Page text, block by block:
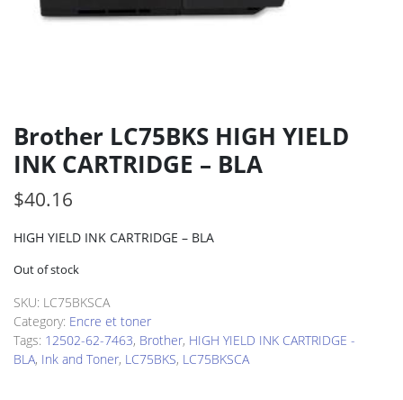
Brother LC75BKS HIGH YIELD
INK CARTRIDGE – BLA
$40.16
HIGH YIELD INK CARTRIDGE – BLA
Out of stock
SKU: LC75BKSCA
Category: Encre et toner
Tags: 12502-62-7463, Brother, HIGH YIELD INK CARTRIDGE -
BLA, Ink and Toner, LC75BKS, LC75BKSCA